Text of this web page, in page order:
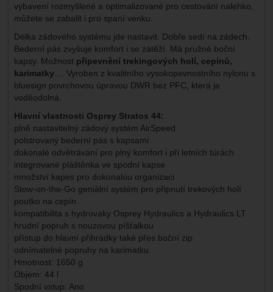
vybavení rozmyšlené a optimalizované pro cestování nalehko,
můžete se zabalit i pro spaní venku.
Délka zádového systému jde nastavit. Dobře sedí na zádech.
Bederní pás zvyšuje komfort i se zátěží. Má pružné boční
kapsy. Možnost připevnění trekingových holí, cepínů,
karimatky .... Vyroben z kvalitního vysokopevnostního nylonu s
bluesign povrchovou úpravou DWR bez PFC, která je
voděodolná.
Hlavní vlastnosti Osprey Stratos 44:
plně nastavitelný zádový systém AirSpeed
polstrovaný bederní pás s kapsami
dokonalé odvětrávání pro plný komfort i při letních túrách
integrované pláštěnka ve spodní kapse
množství kapes pro dokonalou organizaci
Stow-on-the-Go geniální systém pro připnutí trekových holí
poutko na cepín
kompatibilita s hydrovaky Osprey Hydraulics a Hydraulics LT
hrudní popruh s nouzovou píšťalkou
přístup do hlavní přihrádky také přes boční zip
odnímatelné popruhy na karimatku
Hmotnost: 1650 g
Objem: 44 l
Spodní vstup: Ano